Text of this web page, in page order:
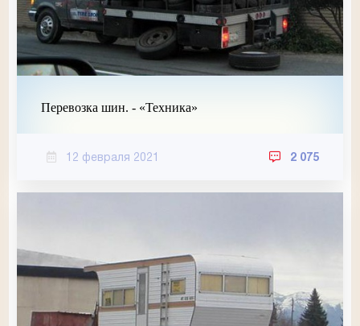
Перевозка шин. - «Техника»
12 февраля 2021 2 075